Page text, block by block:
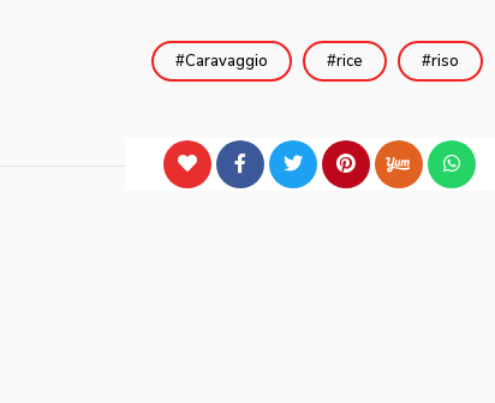
Caravaggio rice riso